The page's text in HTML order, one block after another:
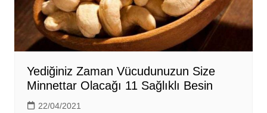
Yediğiniz Zaman Vücudunuzun Size
Minnettar Olacağı 11 Sağlıklı Besin
22/04/2021